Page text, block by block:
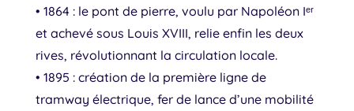
• 1864 : le pont de pierre, voulu par Napoléon Iᵉʳ
et achevé sous Louis XVIII, relie enfin les deux
rives, révolutionnant la circulation locale.
• 1895 : création de la première ligne de
tramway électrique, fer de lance d’une mobilité